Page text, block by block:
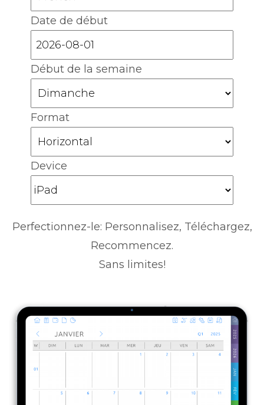
Date de début
Début de la semaine
Format
Device
Perfectionnez-le: Personnalisez, Téléchargez,
Recommencez.
Sans limites!